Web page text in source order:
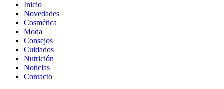
Inicio
Novedades
Cosmética
Moda
Consejos
Cuidados
Nutrición
Noticias
Contacto